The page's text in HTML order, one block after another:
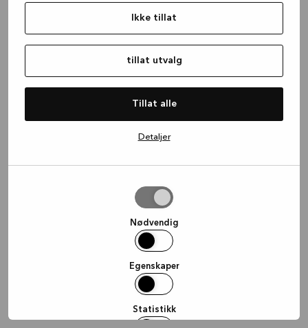
Ikke tillat
tillat utvalg
Tillat alle
Detaljer
Nødvendig
Egenskaper
Statistikk
(see the browser console for more
information).